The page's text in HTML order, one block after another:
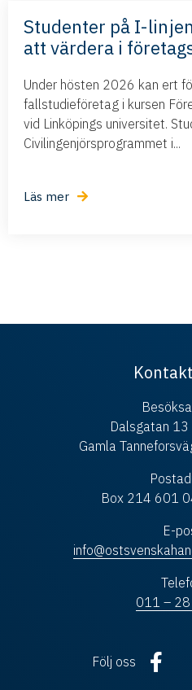
Studenter på I-
att värdera i
Under hösten 2026 kan ert
fallstudieföretag i kursen
vid Linköpings universitet.
Civilingenjörsprogrammet i...
Läs mer
Dalsgatan 13
Gamla
Box 214 601
E-
011 –
Följ oss